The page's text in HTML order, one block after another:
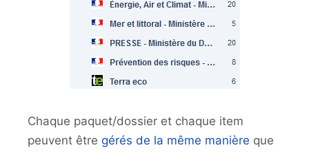
Chaque paquet/dossier et chaque item
peuvent être gérés de la même manière que